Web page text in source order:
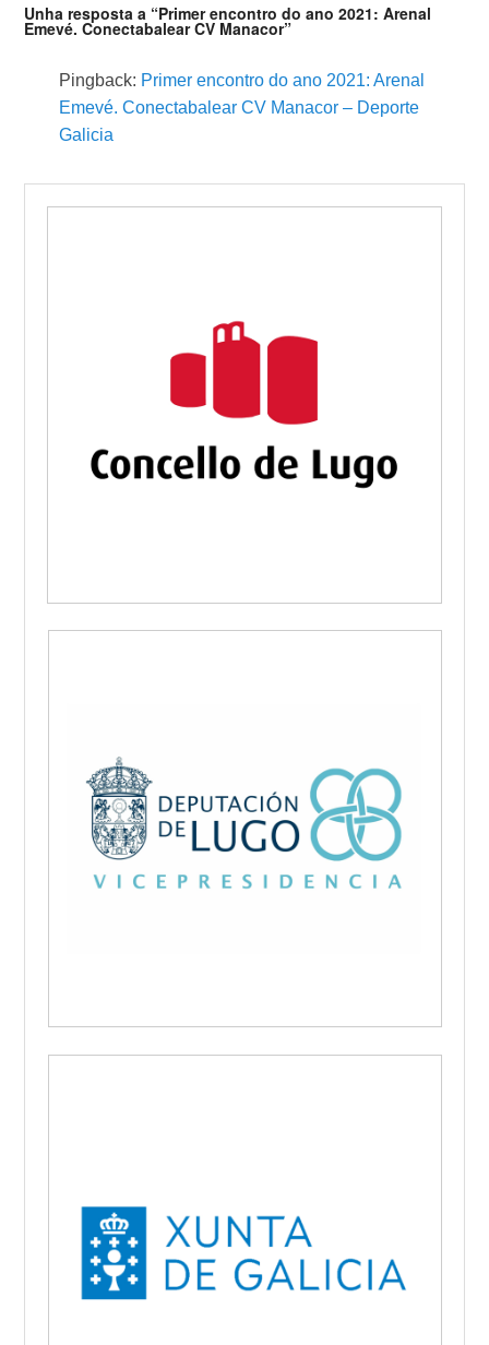
Unha resposta a “Primer encontro do ano 2021: Arenal
Emevé. Conectabalear CV Manacor”
Pingback: Primer encontro do ano 2021: Arenal
Emevé. Conectabalear CV Manacor – Deporte
Galicia